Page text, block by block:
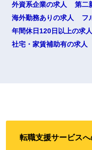
外資系企業の求人
第二
海外勤務ありの求人
フ
年間休日120日以上の求人
社宅・家賃補助有の求人
転職支援サービス